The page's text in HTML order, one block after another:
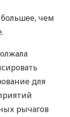
чем
для
рычагов